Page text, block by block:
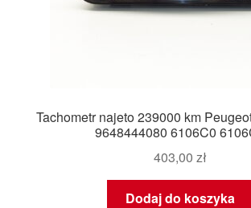
Tachometr najeto 239000 km
9648444080 6106C0
403,00 zł
Dodaj do koszyka